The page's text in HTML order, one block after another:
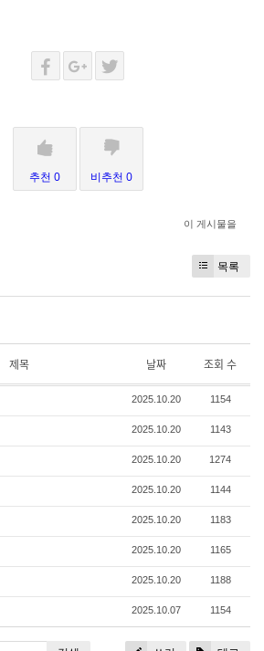
추천 0 비추천 0
이 게시물을
목록
제목 날짜 조회 수
2025.10.20 1154
2025.10.20 1143
2025.10.20 1274
2025.10.20 1144
2025.10.20 1183
2025.10.20 1165
2025.10.20 1188
2025.10.07 1154